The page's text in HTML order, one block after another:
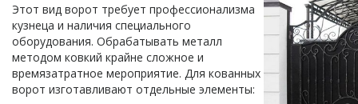
Этот вид ворот требует профессионализма
кузнеца и наличия специального
оборудования. Обрабатывать металл
методом ковкий крайне сложное и
времязатратное мероприятие. Для кованных
ворот изготавливают отдельные элементы: